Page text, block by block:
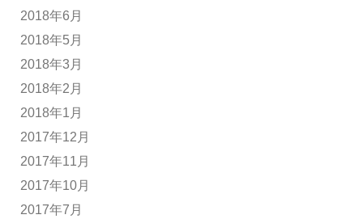
2018年6月
2018年5月
2018年3月
2018年2月
2018年1月
2017年12月
2017年11月
2017年10月
2017年7月